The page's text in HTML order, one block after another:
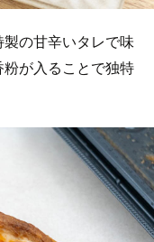
の甘辛いタレで味
が入ることで独特